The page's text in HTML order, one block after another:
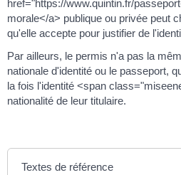
href="https://www.quintin.fr/
morale</a> publique ou privée peut
qu'elle accepte pour justifier de
Par ailleurs, le permis n'a pas la
nationale d'identité ou le passeport,
la fois l'identité <span
nationalité de leur titulaire.
Textes de référence